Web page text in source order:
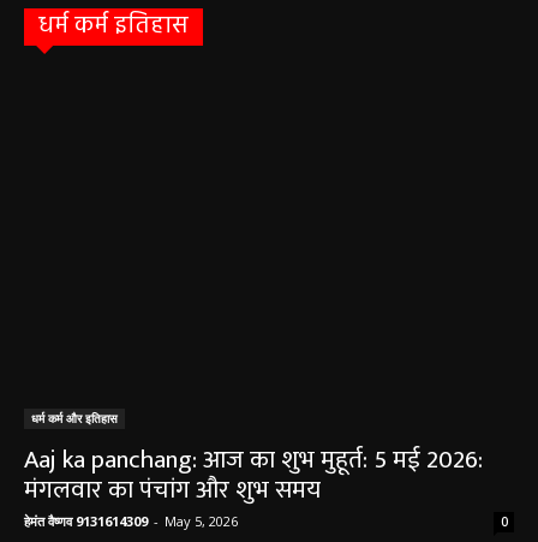
धर्म कर्म इतिहास
धर्म कर्म और इतिहास
Aaj ka panchang: आज का शुभ मुहूर्त: 5 मई 2026:
मंगलवार का पंचांग और शुभ समय
हेमंत वैष्णव 9131614309 - May 5, 2026 0